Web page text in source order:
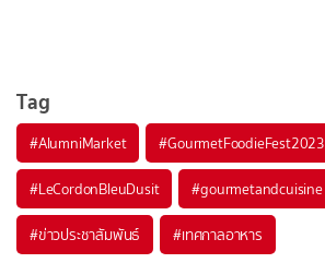
Tag
#AlumniMarket #GourmetFoodieFest2023
#LeCordonBleuDusit #gourmetandcuisine
#ข่าวประชาสัมพันธ์ #เทศกาลอาหาร